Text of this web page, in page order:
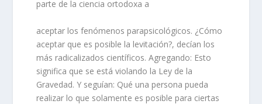
parte de la ciencia ortodoxa a
aceptar los fenómenos parapsicológicos. ¿Cómo
aceptar que es posible la levitación?, decían los
más radicalizados científicos. Agregando: Esto
significa que se está violando la Ley de la
Gravedad. Y seguían: Qué una persona pueda
realizar lo que solamente es posible para ciertas